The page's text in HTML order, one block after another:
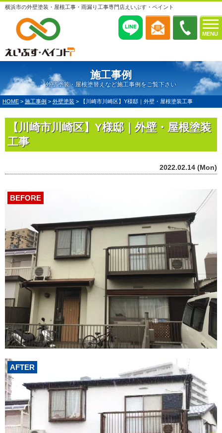
MENU
横浜市の外壁塗装・屋根工事・雨漏り工事専門店えいぶす・ペイント
施工事例
外壁塗装・屋根塗替えなど施工事例をご覧下さい
HOME > 施工事例 > 外壁塗装 > 【川崎市川崎区】Y様邸｜外壁・屋根塗装工事
【川崎市川崎区】Y様邸｜外壁・屋根塗装
工事
2022.02.14 (Mon)
AFTER
BEFORE